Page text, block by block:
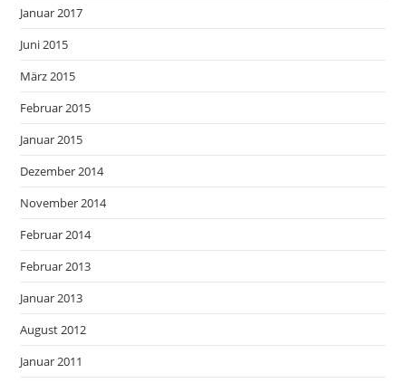
Januar 2017
Juni 2015
März 2015
Februar 2015
Januar 2015
Dezember 2014
November 2014
Februar 2014
Februar 2013
Januar 2013
August 2012
Januar 2011